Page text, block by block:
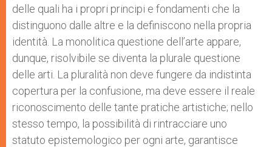
delle quali ha i propri principi e fondamenti che la
distinguono dalle altre e la definiscono nella propria
identità. La monolitica questione dell’arte appare,
dunque, risolvibile se diventa la plurale questione
delle arti. La pluralità non deve fungere da indistinta
copertura per la confusione, ma deve essere il reale
riconoscimento delle tante pratiche artistiche; nello
stesso tempo, la possibilità di rintracciare uno
statuto epistemologico per ogni arte, garantisce